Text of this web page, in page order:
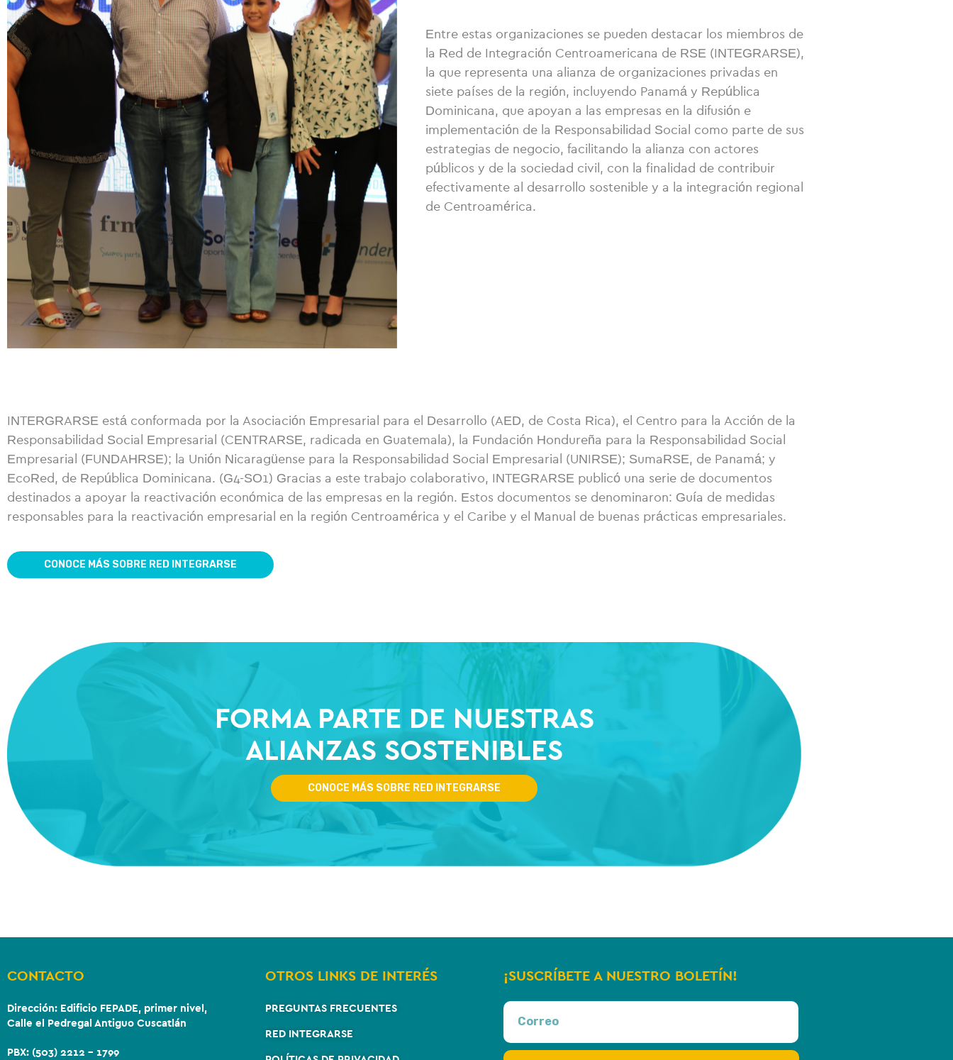
Entre estas organizaciones se pueden destacar los miembros de
la Red de Integración Centroamericana de RSE (INTEGRARSE),
la que representa una alianza de organizaciones privadas en
siete países de la región, incluyendo Panamá y República
Dominicana, que apoyan a las empresas en la difusión e
implementación de la Responsabilidad Social como parte de sus
estrategias de negocio, facilitando la alianza con actores
públicos y de la sociedad civil, con la finalidad de contribuir
efectivamente al desarrollo sostenible y a la integración regional
de Centroamérica.
INTERGRARSE está conformada por la Asociación Empresarial para el Desarrollo (AED, de Costa Rica), el Centro para la Acción de la
Responsabilidad Social Empresarial (CENTRARSE, radicada en Guatemala), la Fundación Hondureña para la Responsabilidad Social
Empresarial (FUNDAHRSE); la Unión Nicaragüense para la Responsabilidad Social Empresarial (UNIRSE); SumaRSE, de Panamá; y
EcoRed, de República Dominicana. (G4-SO1) Gracias a este trabajo colaborativo, INTEGRARSE publicó una serie de documentos
destinados a apoyar la reactivación económica de las empresas en la región. Estos documentos se denominaron: Guía de medidas
responsables para la reactivación empresarial en la región Centroamérica y el Caribe y el Manual de buenas prácticas empresariales.
CONOCE MÁS SOBRE RED INTEGRARSE
FORMA PARTE DE NUESTRAS
ALIANZAS SOSTENIBLES
CONOCE MÁS SOBRE RED INTEGRARSE
CONTACTO
Dirección: Edificio FEPADE, primer nivel,
Calle el Pedregal Antiguo Cuscatlán
PBX: (503) 2212 – 1799
OTROS LINKS DE INTERÉS
PREGUNTAS FRECUENTES
RED INTEGRARSE
¡SUSCRÍBETE A NUESTRO BOLETÍN!